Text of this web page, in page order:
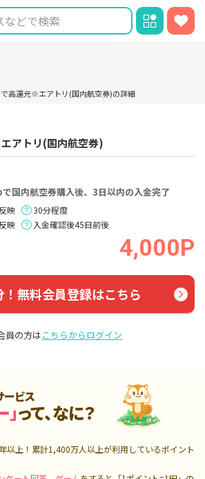
高還元※エアトリ(国内航空券)の詳細
アトリ(国内航空券)
国内航空券購入後、3日以内の入金完了
映
30分程度
映
入金確認後45日前後
4,000P
！無料会員登録はこちら
員の方はこちらからログイン
ビス
って、なに？
以上！累計1,400万人以上が利用しているポイント